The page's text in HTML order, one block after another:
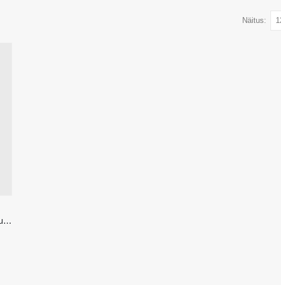
Näitus:
ZRT510 külmutusagensi R454B anduri moodul-suure jõudlusega NDIR külmutusagensi andur